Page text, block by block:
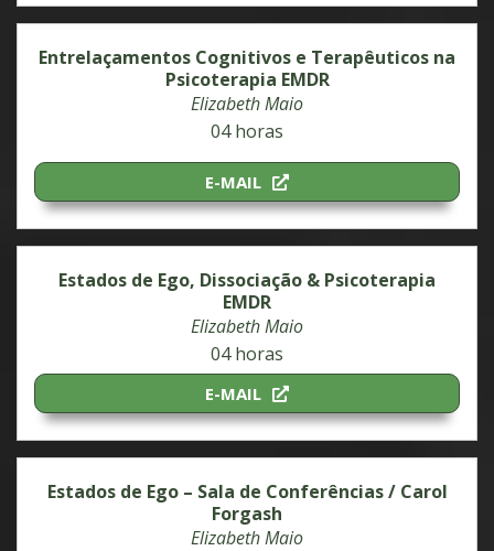
Entrelaçamentos Cognitivos e Terapêuticos na
Psicoterapia EMDR
Elizabeth Maio
04 horas
E-MAIL
Estados de Ego, Dissociação & Psicoterapia
EMDR
Elizabeth Maio
04 horas
E-MAIL
Estados de Ego – Sala de Conferências / Carol
Forgash
Elizabeth Maio